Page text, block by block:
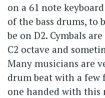
on a 61 note
of the bass drums, to
be on D2. Cymbals
C2 octave and
Many musicians are
drum beat with a few
one handed with this